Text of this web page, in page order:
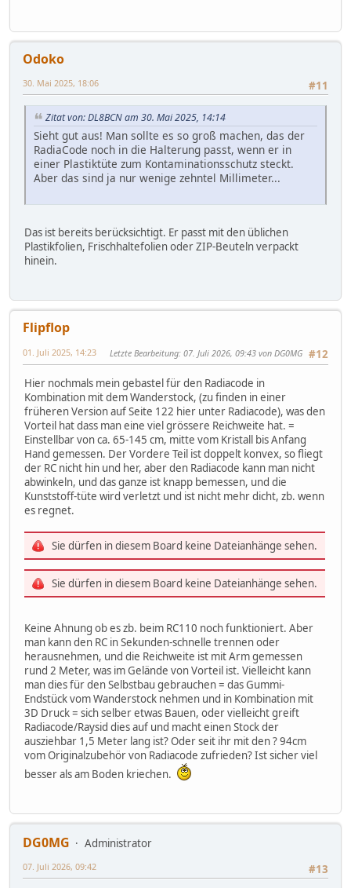
Odoko
#11
30. Mai 2025, 18:06
Zitat von: DL8BCN am 30. Mai 2025, 14:14
Sieht gut aus! Man sollte es so groß machen, das der
RadiaCode noch in die Halterung passt, wenn er in
einer Plastiktüte zum Kontaminationsschutz steckt.
Aber das sind ja nur wenige zehntel Millimeter...
Das ist bereits berücksichtigt. Er passt mit den üblichen
Plastikfolien, Frischhaltefolien oder ZIP-Beuteln verpackt
hinein.
Flipflop
#12
01. Juli 2025, 14:23 Letzte Bearbeitung: 07. Juli 2026, 09:43 von DG0MG
Hier nochmals mein gebastel für den Radiacode in
Kombination mit dem Wanderstock, (zu finden in einer
früheren Version auf Seite 122 hier unter Radiacode), was den
Vorteil hat dass man eine viel grössere Reichweite hat. =
Einstellbar von ca. 65-145 cm, mitte vom Kristall bis Anfang
Hand gemessen. Der Vordere Teil ist doppelt konvex, so fliegt
der RC nicht hin und her, aber den Radiacode kann man nicht
abwinkeln, und das ganze ist knapp bemessen, und die
Kunststoff-tüte wird verletzt und ist nicht mehr dicht, zb. wenn
es regnet.
Sie dürfen in diesem Board keine Dateianhänge sehen.
Sie dürfen in diesem Board keine Dateianhänge sehen.
Keine Ahnung ob es zb. beim RC110 noch funktioniert. Aber
man kann den RC in Sekunden-schnelle trennen oder
herausnehmen, und die Reichweite ist mit Arm gemessen
rund 2 Meter, was im Gelände von Vorteil ist. Vielleicht kann
man dies für den Selbstbau gebrauchen = das Gummi-
Endstück vom Wanderstock nehmen und in Kombination mit
3D Druck = sich selber etwas Bauen, oder vielleicht greift
Radiacode/Raysid dies auf und macht einen Stock der
ausziehbar 1,5 Meter lang ist? Oder seit ihr mit den ? 94cm
vom Originalzubehör von Radiacode zufrieden? Ist sicher viel
besser als am Boden kriechen.
DG0MG
Administrator
#13
07. Juli 2026, 09:42